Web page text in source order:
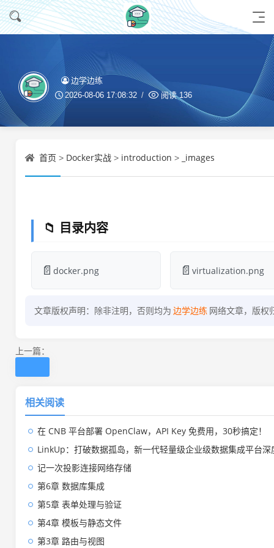
边学边练
2026-08-06 17:08:32 阅读136
首页 > Docker实战 > introduction > _images
📁 目录内容
📄 docker.png 📄 virtualization.png
文章版权声明：除非注明，否则均为 边学边练 网络文章，版权
上一篇：
相关阅读
在 CNB 平台部署 OpenClaw，API Key 免费用，30秒搞定！
LinkUp：打破数据孤岛，新一代轻量级企业级数据集成平台深
记一次投影连接网络存储
第6章 数据库集成
第5章 表单处理与验证
第4章 模板与静态文件
第3章 路由与视图